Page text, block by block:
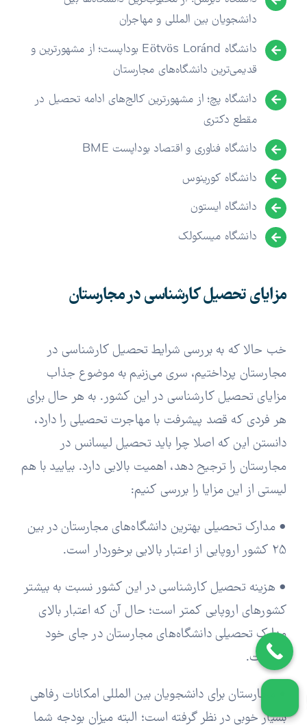
دانشجویان بین المللی و مهاجران
دانشگاه Eötvös Loránd بوداپست؛ از مشهورترین و
قدیمی‌ترین دانشگاه‌های مجارستان
دانشگاه پچ؛ از مشهورترین کالج‌های ادامه تحصیل در
مقطع دکتری
دانشگاه فناوری و اقتصاد بوداپست BME
دانشگاه کورینوس
دانشگاه ایستون
دانشگاه میسکولک
مزایای تحصیل کارشناسی در مجارستان
خب حالا که به بررسی شرایط تحصیل کارشناسی در
مجارستان پرداختیم، سری می‌زنیم به موضوع جذاب
مزایای تحصیل کارشناسی در این کشور. به هر حال برای
هر فردی که قصد پیشرفت با مهاجرت تحصیلی را دارد،
دانستن این که اصلا چرا باید تحصیل لیسانس در
مجارستان را ترجیح دهد، اهمیت بالایی دارد. بیایید با هم
لیستی از این مزایا را بررسی کنیم:
• مدارک تحصیلی بهترین دانشگاه‌های مجارستان در بین
25 کشور اروپایی از اعتبار بالایی برخوردار است.
• هزینه تحصیل کارشناسی در این کشور نسبت به بیشتر
کشورهای اروپایی کمتر است؛ حال آن که اعتبار بالای
مدارک تحصیلی دانشگاه‌های مجارستان در جای خود
باقیست.
• مجارستان برای دانشجویان بین المللی امکانات رفاهی
بسیار خوبی در نظر گرفته است؛ البته میزان بودجه شما